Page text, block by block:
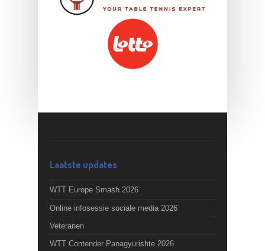
Laatste updates
WTT Europe Smash 2026
Online infosessie sociale media 2026
Veteranen
WTT Contender Panagyurishte 2026